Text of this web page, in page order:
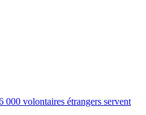
000 volontaires étrangers servent